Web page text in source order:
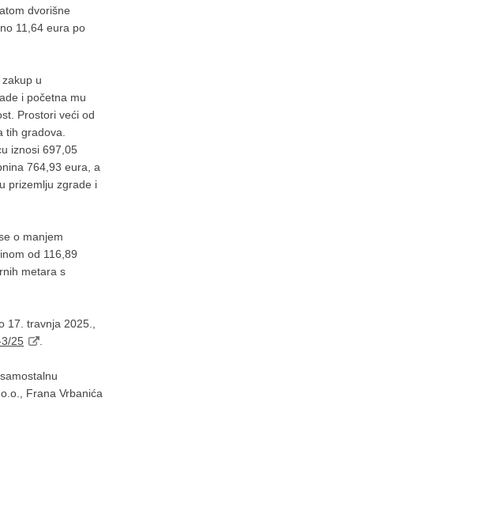
dvorišne
11,64 eura po
u
i početna mu
Prostori veći od
tih gradova.
iznosi 697,05
764,93 eura, a
prizemlju zgrade i
o manjem
od 116,89
metara s
travnja 2025.,
25
Frana Vrbanića